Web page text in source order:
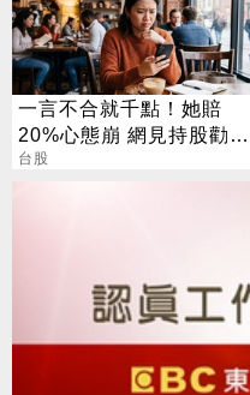
一言不合就千點！她賠
20%心態崩 網見持股勸：
一股不賣奇蹟自來
台股